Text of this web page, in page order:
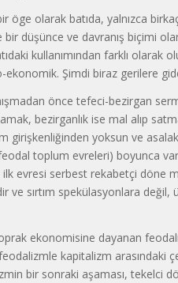
öge olarak batıda, yalnızca
bir düşünce ve davranış biçimi
kulla­nımından farklı
ekonomik. Şimdi biraz gerilere
önce tefeci-bezirgan
bezirgan­lık ise mal alıp
girişkenliğin­den yoksun ve
top­lum evreleri) boyunca
ilk ev­resi serbest rekabetçi döne
ve sırtım spekülasyonlara değil,
ekonomisine dayanan
kapitalizm arasındaki
bir sonraki aşaması, tekelci